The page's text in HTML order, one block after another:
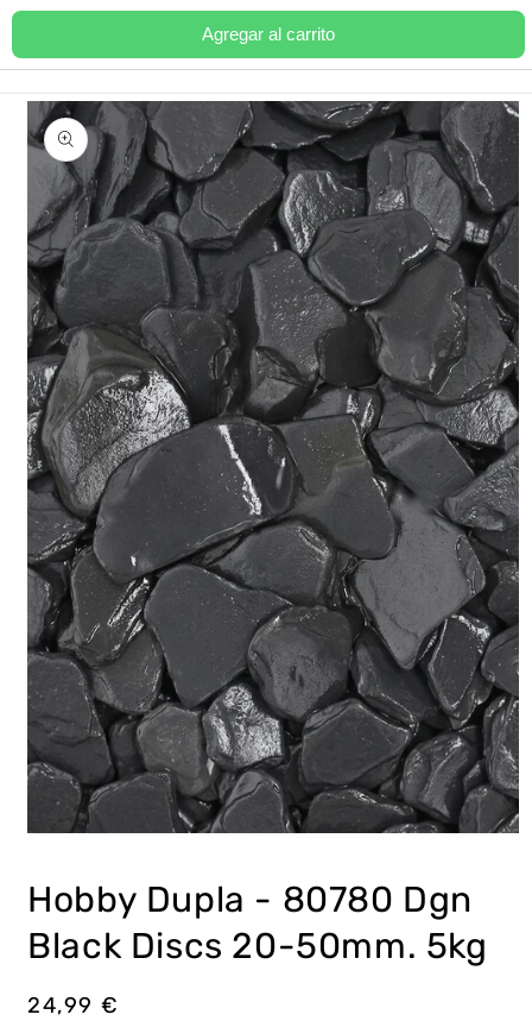
Ir
al contenido
Ir
directamente
a la
información
del producto
1
en
una
ventana
Hobby Dupla - 80780 Dgn
Black Discs 20-50mm. 5kg
Precio
24,99 €
Agregar al carrito